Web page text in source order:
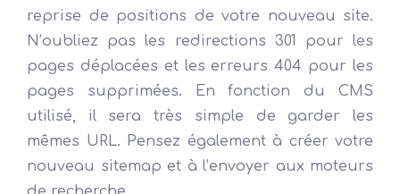
reprise de positions de votre nouveau site.
N’oubliez pas les redirections 301 pour les
pages déplacées et les erreurs 404 pour les
pages supprimées. En fonction du CMS
utilisé, il sera très simple de garder les
mêmes URL. Pensez également à créer votre
nouveau sitemap et à l’envoyer aux moteurs